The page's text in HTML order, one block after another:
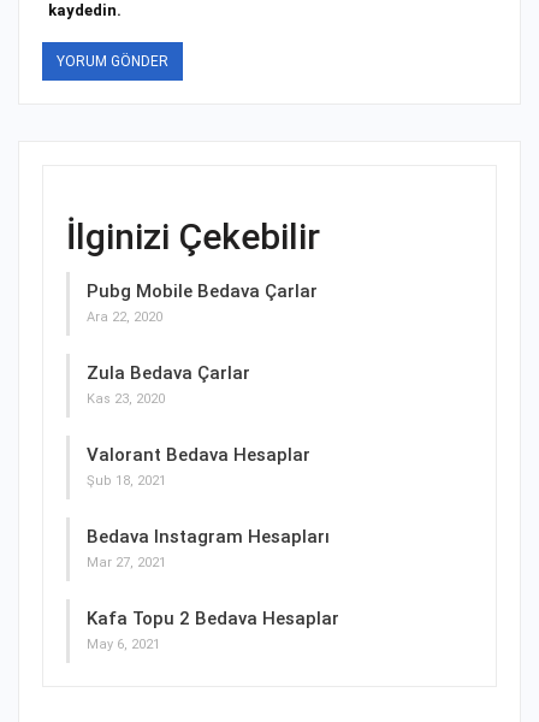
kaydedin.
İlginizi Çekebilir
Pubg Mobile Bedava Çarlar
Ara 22, 2020
Zula Bedava Çarlar
Kas 23, 2020
Valorant Bedava Hesaplar
Şub 18, 2021
Bedava Instagram Hesapları
Mar 27, 2021
Kafa Topu 2 Bedava Hesaplar
May 6, 2021